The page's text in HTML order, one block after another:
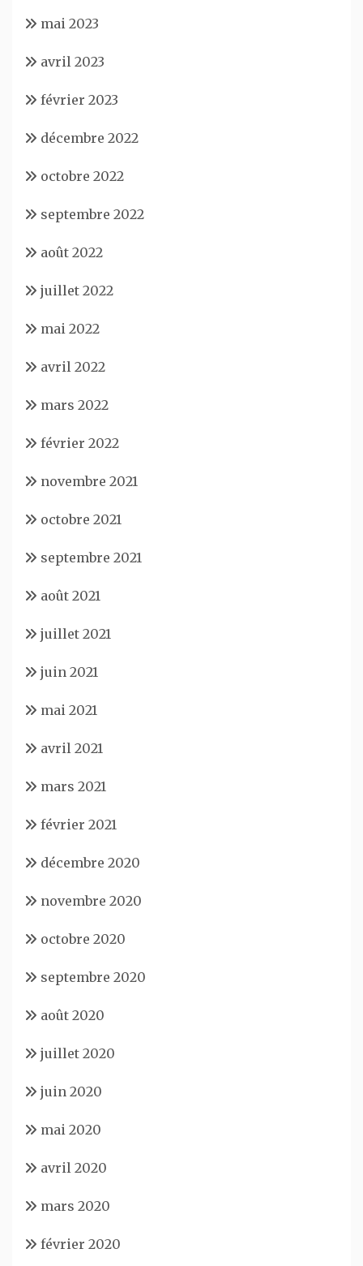
mai 2023
avril 2023
février 2023
décembre 2022
octobre 2022
septembre 2022
août 2022
juillet 2022
mai 2022
avril 2022
mars 2022
février 2022
novembre 2021
octobre 2021
septembre 2021
août 2021
juillet 2021
juin 2021
mai 2021
avril 2021
mars 2021
février 2021
décembre 2020
novembre 2020
octobre 2020
septembre 2020
août 2020
juillet 2020
juin 2020
mai 2020
avril 2020
mars 2020
février 2020